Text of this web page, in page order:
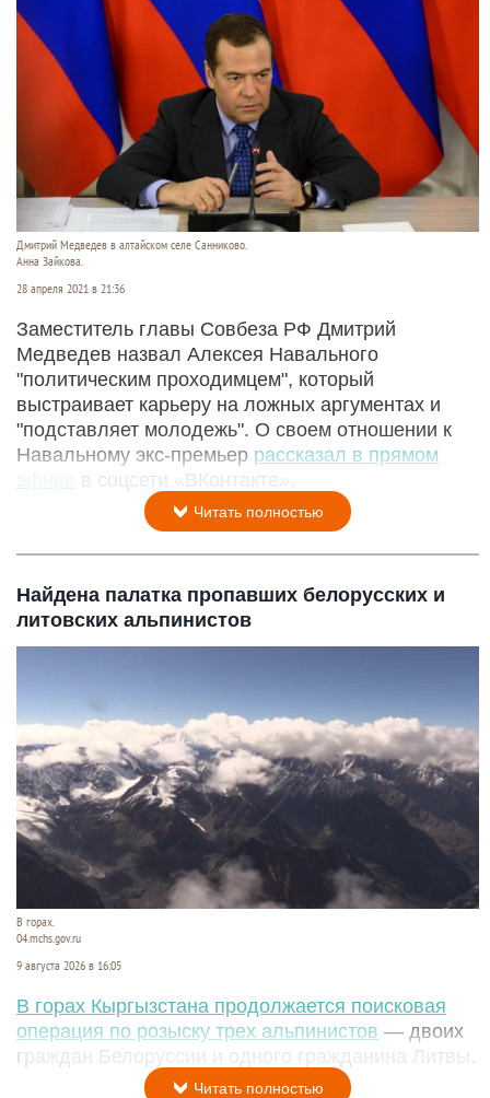
Дмитрий Медведев в алтайском селе Санниково.
Анна Зайкова.
28 апреля 2021 в 21:36
Заместитель главы Совбеза РФ Дмитрий
Медведев назвал Алексея Навального
"политическим проходимцем", который
выстраивает карьеру на ложных аргументах и
"подставляет молодежь". О своем отношении к
Навальному экс-премьер рассказал в прямом
эфире
в соцсети «ВКонтакте».
Читать полностью
Найдена палатка пропавших белорусских и
литовских альпинистов
В горах.
04.mchs.gov.ru
9 августа 2026 в 16:05
В горах Кыргызстана продолжается поисковая
операция по розыску трех альпинистов — двоих
граждан Белоруссии и одного гражданина Литвы.
Читать полностью